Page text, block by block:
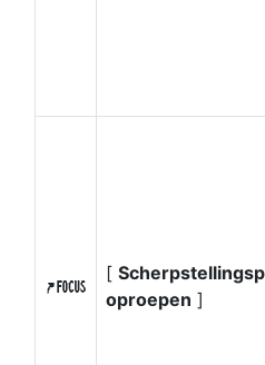
H
[
oproepen ]